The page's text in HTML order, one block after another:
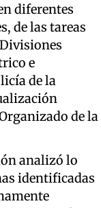
diferentes
de las tareas
e
de la
de la
analizó lo
identificadas